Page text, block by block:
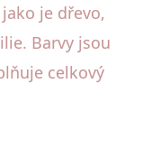
je dřevo,
Barvy jsou
celkový